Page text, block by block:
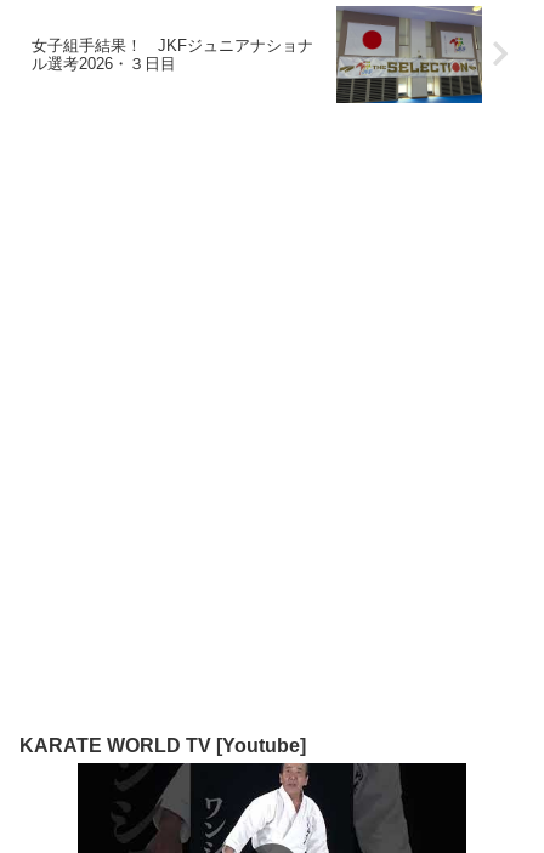
女子組手結果！ JKFジュニアナショナ
ル選考2026・３日目
KARATE WORLD TV [Youtube]